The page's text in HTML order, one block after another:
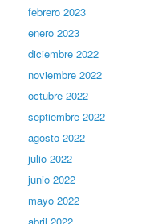
febrero 2023
enero 2023
diciembre 2022
noviembre 2022
octubre 2022
septiembre 2022
agosto 2022
julio 2022
junio 2022
mayo 2022